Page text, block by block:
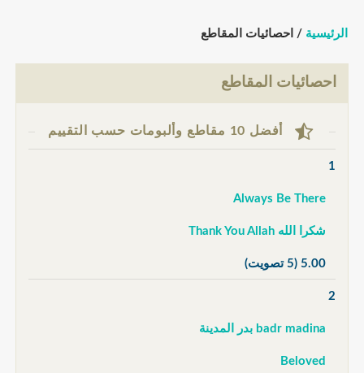
الرئيسية / احصائيات المقاطع
احصائيات المقاطع
أفضل 10 مقاطع وألبومات حسب التقييم
1
Always Be There
شكرا الله Thank You Allah
5.00 (5 تصويت)
2
badr madina بدر المدينة
Beloved